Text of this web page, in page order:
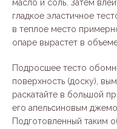
масло и соль. Затем
гладкое эластичное
в теплое место
опаре вырастет в
Подросшее тесто
поверхность (доску),
раскатайте в большой
его апельсиновым
Подготовленный таким